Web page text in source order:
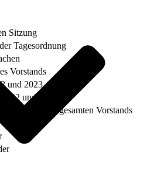
Sitzung
Tagesordnung
Vorstands
und 2023
und 2023
und des gesamten Vorstands